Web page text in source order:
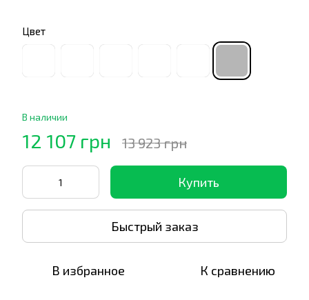
Цвет
В наличии
12 107 грн 13 923 грн
Купить
Быстрый заказ
В избранное К сравнению